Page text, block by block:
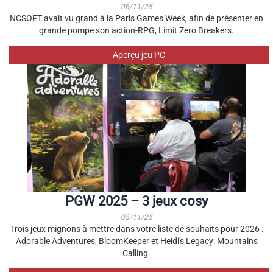
06/11/25
NCSOFT avait vu grand à la Paris Games Week, afin de présenter en
grande pompe son action-RPG, Limit Zero Breakers.
Aperçu jeu PC
PGW 2025 – 3 jeux cosy
05/11/25
Trois jeux mignons à mettre dans votre liste de souhaits pour 2026 :
Adorable Adventures, BloomKeeper et Heidi's Legacy: Mountains
Calling.